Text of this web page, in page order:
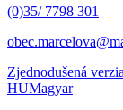
(0)35/ 7798 301
Zjednodušená
HUMagyar